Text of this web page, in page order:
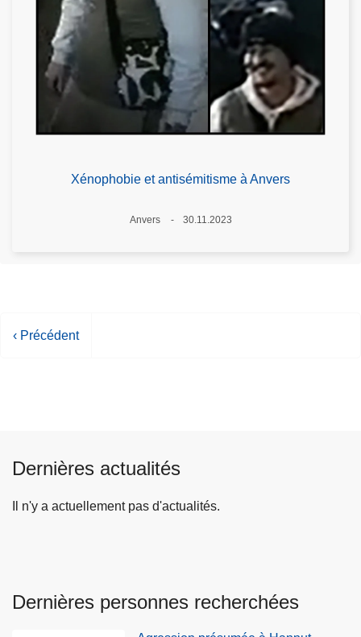
Xénophobie et antisémitisme à Anvers
Lieux
Anvers
30.11.2023
P
c
e
‹ Précédent
Dernières actualités
Il n'y a actuellement pas d'actualités.
Dernières personnes recherchées